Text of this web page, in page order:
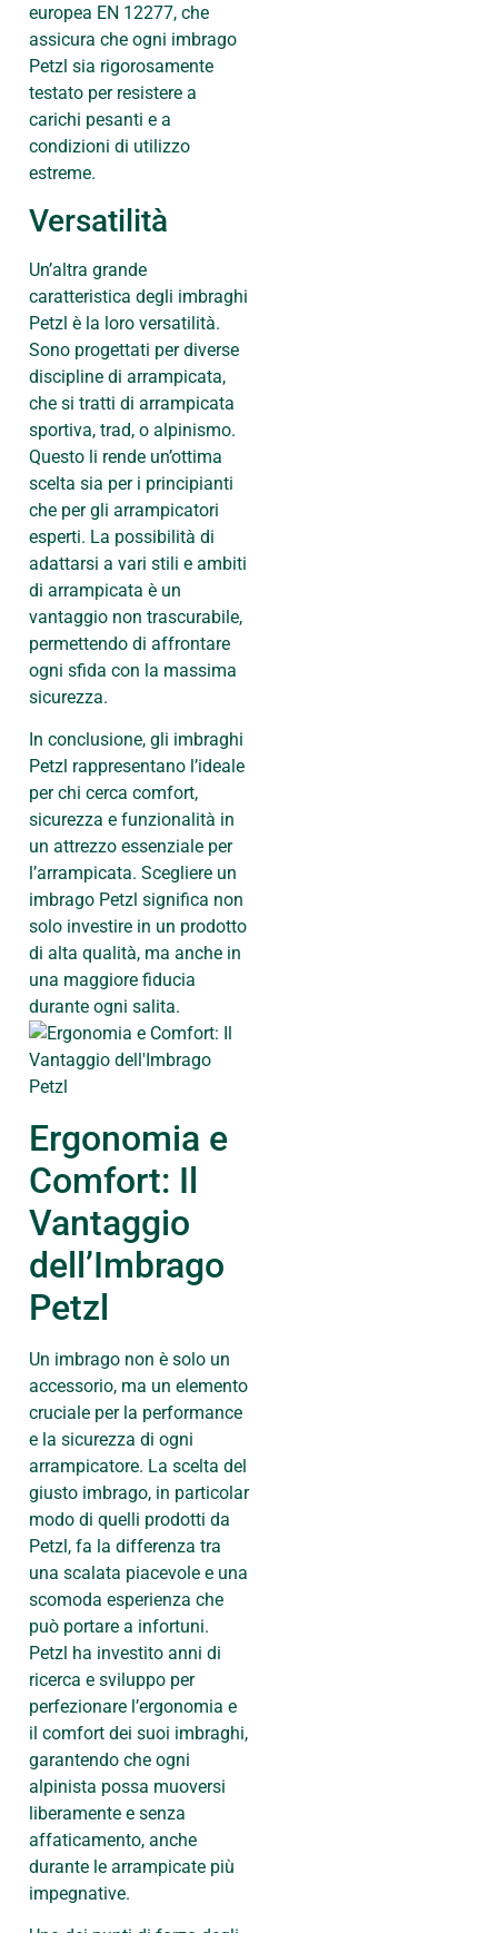
europea EN 12277, che
assicura che ogni imbrago
Petzl sia rigorosamente
testato per resistere a
carichi pesanti e a
condizioni di utilizzo
estreme.
Versatilità
Un’altra grande
caratteristica degli imbraghi
Petzl è la loro versatilità.
Sono progettati per diverse
discipline di arrampicata,
che si tratti di arrampicata
sportiva, trad, o alpinismo.
Questo li rende un’ottima
scelta sia per i principianti
che per gli arrampicatori
esperti. La possibilità di
adattarsi a vari stili e ambiti
di arrampicata è un
vantaggio non trascurabile,
permettendo di affrontare
ogni sfida con la massima
sicurezza.
In conclusione, gli imbraghi
Petzl rappresentano l’ideale
per chi cerca comfort,
sicurezza e funzionalità in
un attrezzo essenziale per
l’arrampicata. Scegliere un
imbrago Petzl significa non
solo investire in un prodotto
di alta qualità, ma anche in
una maggiore fiducia
durante ogni salita.
Ergonomia e
Comfort: Il
Vantaggio
dell’Imbrago
Petzl
Un imbrago non è solo un
accessorio, ma un elemento
cruciale per la performance
e la sicurezza di ogni
arrampicatore. La scelta del
giusto imbrago, in particolar
modo di quelli prodotti da
Petzl, fa la differenza tra
una scalata piacevole e una
scomoda esperienza che
può portare a infortuni.
Petzl ha investito anni di
ricerca e sviluppo per
perfezionare l’ergonomia e
il comfort dei suoi imbraghi,
garantendo che ogni
alpinista possa muoversi
liberamente e senza
affaticamento, anche
durante le arrampicate più
impegnative.